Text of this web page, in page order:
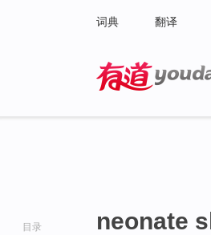
词典 翻译
目录 neonate